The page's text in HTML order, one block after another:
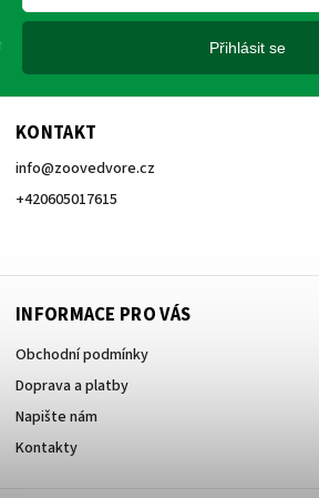
KONTAKT
info@zoovedvore.cz
+420605017615
INFORMACE PRO VÁS
Obchodní podmínky
Doprava a platby
Napište nám
Kontakty
Přihlásit se